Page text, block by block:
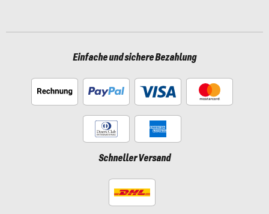
Einfache und sichere Bezahlung
Schneller Versand